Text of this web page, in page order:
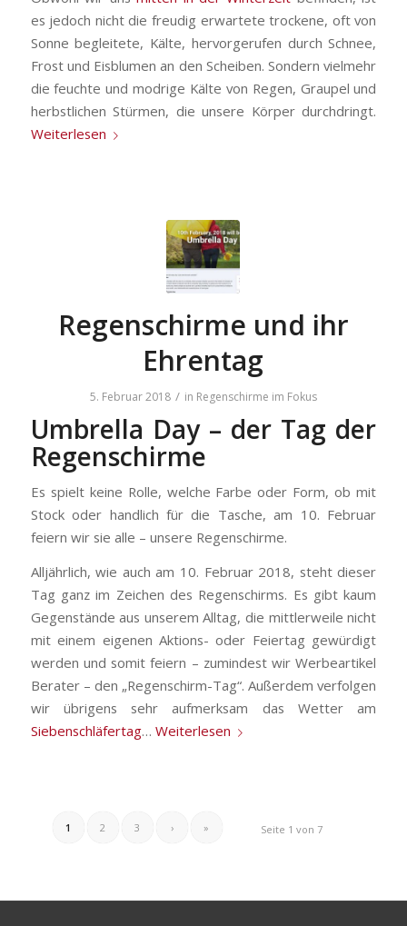
es jedoch nicht die freudig erwartete trockene, oft von
Sonne begleitete, Kälte, hervorgerufen durch Schnee,
Frost und Eisblumen an den Scheiben. Sondern vielmehr
die feuchte und modrige Kälte von Regen, Graupel und
herbstlichen Stürmen, die unsere Körper durchdringt.
Weiterlesen
Regenschirme und ihr
Ehrentag
5. Februar 2018 / in Regenschirme im Fokus
Umbrella Day – der Tag der
Regenschirme
Es spielt keine Rolle, welche Farbe oder Form, ob mit
Stock oder handlich für die Tasche, am 10. Februar
feiern wir sie alle – unsere Regenschirme.
Alljährlich, wie auch am 10. Februar 2018, steht dieser
Tag ganz im Zeichen des Regenschirms. Es gibt kaum
Gegenstände aus unserem Alltag, die mittlerweile nicht
mit einem eigenen Aktions- oder Feiertag gewürdigt
werden und somit feiern – zumindest wir Werbeartikel
Berater – den „Regenschirm-Tag“. Außerdem verfolgen
wir übrigens sehr aufmerksam das Wetter am
Siebenschläfertag… Weiterlesen
Seite 1 von 7
1 2 3 › »